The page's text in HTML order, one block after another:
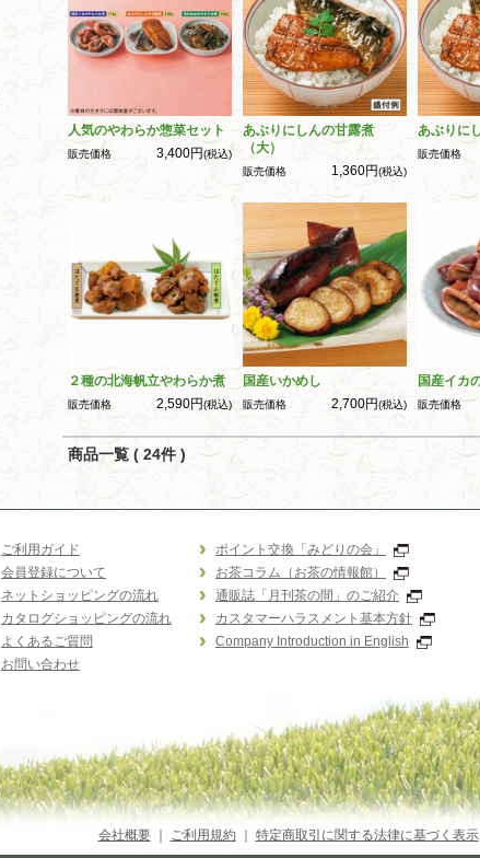
人気のやわらか惣菜セット
販売価格 3,400円(税込)
あぶりにしんの甘露煮
（大）
販売価格 1,360円(税込)
あぶりに
販売価格
２種の北海帆立やわらか煮
販売価格 2,590円(税込)
国産いかめし
販売価格 2,700円(税込)
国産イカ
販売価格
商品一覧 ( 24件 )
ご利用ガイド
会員登録について
ネットショッピングの流れ
カタログショッピングの流れ
よくあるご質問
お問い合わせ
ポイント交換「みどりの会」
お茶コラム（お茶の情報館）
通販誌「月刊茶の間」のご紹介
カスタマーハラスメント基本方針
Company Introduction in English
会社概要｜ ご利用規約｜ 特定商取引に関する法律に基づく表示